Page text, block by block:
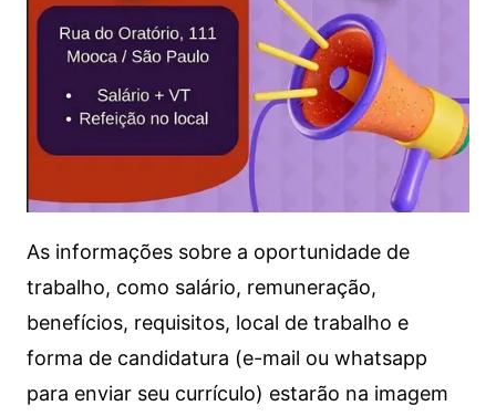
As informações sobre a oportunidade de
trabalho, como salário, remuneração,
benefícios, requisitos, local de trabalho e
forma de candidatura (e-mail ou whatsapp
para enviar seu currículo) estarão na imagem